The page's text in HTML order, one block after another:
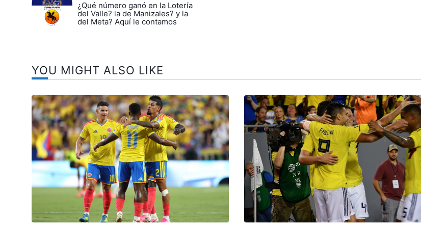
¿Qué número ganó en la Lotería
del Valle? la de Manizales? y la
del Meta? Aquí le contamos
YOU MIGHT ALSO LIKE